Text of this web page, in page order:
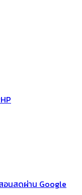
อนสดผ่าน Google